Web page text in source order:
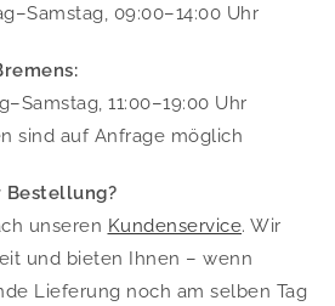
09:00–14:00 Uhr
11:00–19:00 Uhr
sind auf Anfrage möglich
Bestellung?
unseren Kundenservice. Wir
und bieten Ihnen – wenn
Lieferung noch am selben Tag